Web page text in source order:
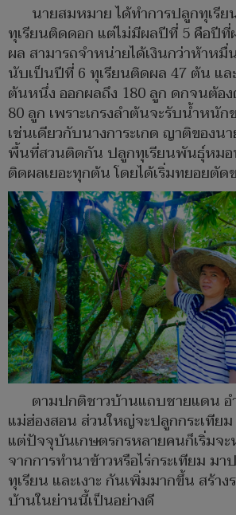
นายสมหมาย ได้ทำการปลูกทุเรี
ทุเรียนติดดอก แต่ไม่มีผลปีที่ 5 คือปีที่
ผล สามารถจำหน่ายได้เงินกว่าห้าห
นับเป็นปีที่ 6 ทุเรียนติดผล 47 ต้น แล
ต้นหนึ่ง ออกผลถึง 180 ลูก ดกจนต้อ
80 ลูก เพราะเกรงลำต้นจะรับน้ำหนัก
เช่นเดียวกับนางการะเกด ญาติของ
พื้นที่สวนติดกัน ปลูกทุเรียนพันธุ์หม
ติดผลเยอะทุกต้น โดยได้เริ่มทยอยตัด
ตามปกติชาวบ้านแถบชายแดน อ
แม่ฮ่องสอน ส่วนใหญ่จะปลูกกระเทียม
แต่ปัจจุบันเกษตรกรหลายคนก็เริ่มจ
จากการทำนาข้าวหรือไร่กระเทียม มา
ทุเรียน และเงาะ กันเพิ่มมากขึ้น สร้าง
บ้านในย่านนี้เป็นอย่างดี